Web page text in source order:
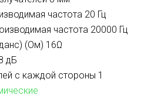
частота 20 Гц
частота 20000 Гц
(Ом) 16Ω
дБ
с каждой стороны 1